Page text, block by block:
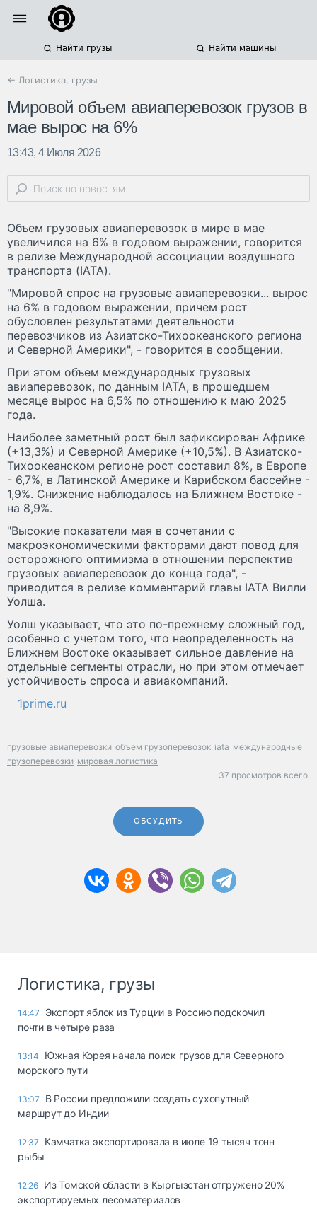
Найти грузы Найти машины
← Логистика, грузы
Мировой объем авиаперевозок грузов в
мае вырос на 6%
13:43, 4 Июля 2026
Объем грузовых авиаперевозок в мире в мае
увеличился на 6% в годовом выражении, говорится
в релизе Международной ассоциации воздушного
транспорта (IATA).
"Мировой спрос на грузовые авиаперевозки... вырос
на 6% в годовом выражении, причем рост
обусловлен результатами деятельности
перевозчиков из Азиатско-Тихоокеанского региона
и Северной Америки", - говорится в сообщении.
При этом объем международных грузовых
авиаперевозок, по данным IATA, в прошедшем
месяце вырос на 6,5% по отношению к маю 2025
года.
Наиболее заметный рост был зафиксирован Африке
(+13,3%) и Северной Америке (+10,5%). В Азиатско-
Тихоокеанском регионе рост составил 8%, в Европе
- 6,7%, в Латинской Америке и Карибском бассейне -
1,9%. Снижение наблюдалось на Ближнем Востоке -
на 8,9%.
"Высокие показатели мая в сочетании с
макроэкономическими факторами дают повод для
осторожного оптимизма в отношении перспектив
грузовых авиаперевозок до конца года", -
приводится в релизе комментарий главы IATA Вилли
Уолша.
Уолш указывает, что это по-прежнему сложный год,
особенно с учетом того, что неопределенность на
Ближнем Востоке оказывает сильное давление на
отдельные сегменты отрасли, но при этом отмечает
устойчивость спроса и авиакомпаний.
1prime.ru
грузовые авиаперевозки объем грузоперевозок iata международные
грузоперевозки мировая логистика
37 просмотров всего.
ОБСУДИТЬ
Логистика, грузы
14:47
Экспорт яблок из Турции в Россию подскочил
почти в четыре раза
13:14
Южная Корея начала поиск грузов для Северного
морского пути
13:07
В России предложили создать сухопутный
маршрут до Индии
12:37
Камчатка экспортировала в июле 19 тысяч тонн
рыбы
12:26 Из Томской области в Кыргызстан отгружено 20%
экспортируемых лесоматериалов